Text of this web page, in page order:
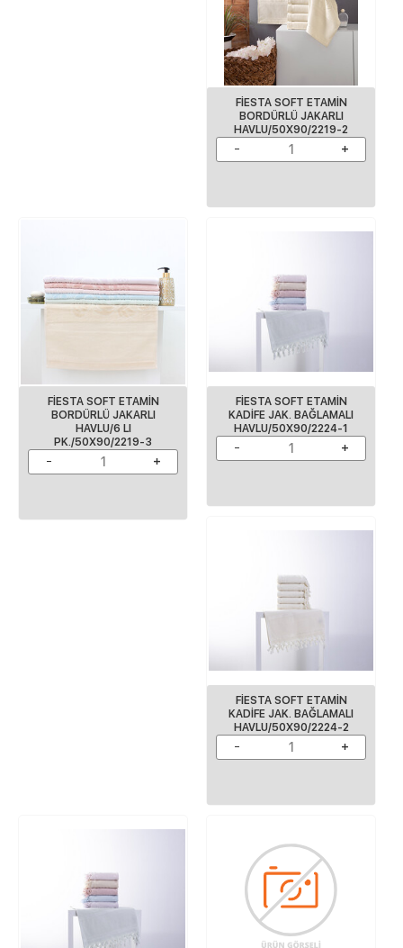
FİESTA SOFT ETAMİN
BORDÜRLÜ JAKARLI
HAVLU/50X90/2219-2
FİESTA SOFT ETAMİN
BORDÜRLÜ JAKARLI
HAVLU/6 LI
PK./50X90/2219-3
FİESTA SOFT ETAMİN
KADİFE JAK. BAĞLAMALI
HAVLU/50X90/2224-1
FİESTA SOFT ETAMİN
KADİFE JAK. BAĞLAMALI
HAVLU/50X90/2224-2